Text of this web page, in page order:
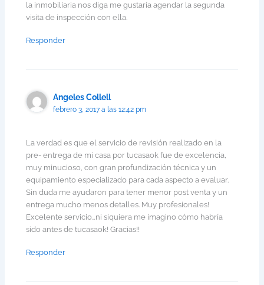
la inmobiliaria nos diga me gustaría agendar la segunda
visita de inspección con ella.
Responder
Angeles Collell
febrero 3, 2017 a las 12:42 pm
La verdad es que el servicio de revisión realizado en la
pre- entrega de mi casa por tucasaok fue de excelencia,
muy minucioso, con gran profundización técnica y un
equipamiento especializado para cada aspecto a evaluar.
Sin duda me ayudaron para tener menor post venta y un
entrega mucho menos detalles. Muy profesionales!
Excelente servicio…ni siquiera me imagino cómo habría
sido antes de tucasaok! Gracias!!
Responder